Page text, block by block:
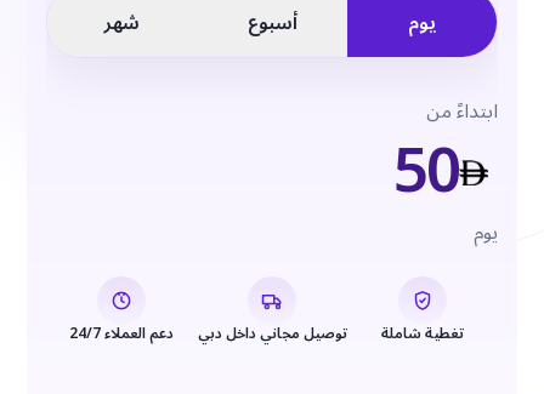
يوم أسبوع شهر
ابتداءً من50 يوم
تغطية شاملة توصيل مجاني داخل دبي دعم العملاء 24/7